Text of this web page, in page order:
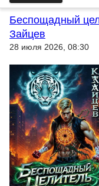
Беспощадный
Зайцев
28 июля 2026, 08:30